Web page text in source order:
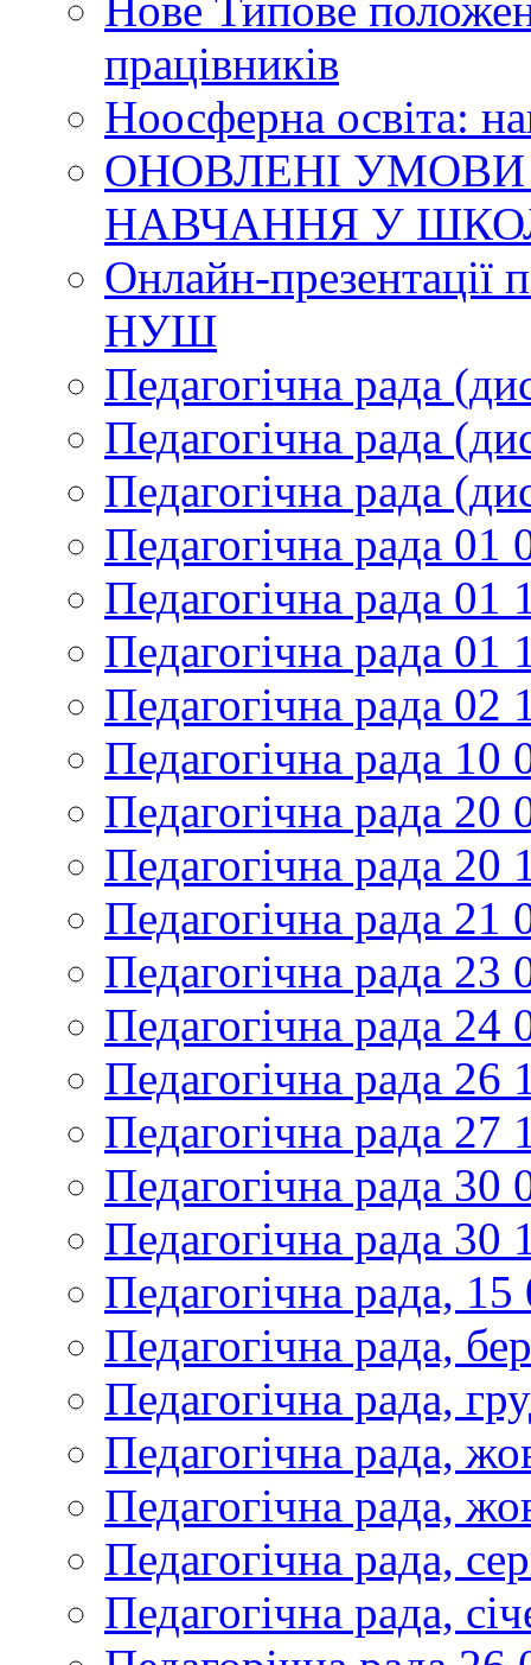
працівників
Ноосферна освіта:
ОНОВЛЕНІ
НАВЧАННЯ У
Онлайн-презентації
НУШ
Педагогічна рада
Педагогічна рада
Педагогічна рада
Педагогічна рада 01
Педагогічна рада 01
Педагогічна рада 01
Педагогічна рада 02
Педагогічна рада 10
Педагогічна рада 20
Педагогічна рада 20
Педагогічна рада 21
Педагогічна рада 23
Педагогічна рада 24
Педагогічна рада 26
Педагогічна рада 27
Педагогічна рада 30
Педагогічна рада 30
Педагогічна рада,
Педагогічна рада,
Педагогічна рада,
Педагогічна рада,
Педагогічна рада,
Педагогічна рада,
Педагогічна рада,